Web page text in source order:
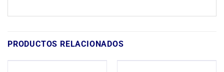
PRODUCTOS RELACIONADOS